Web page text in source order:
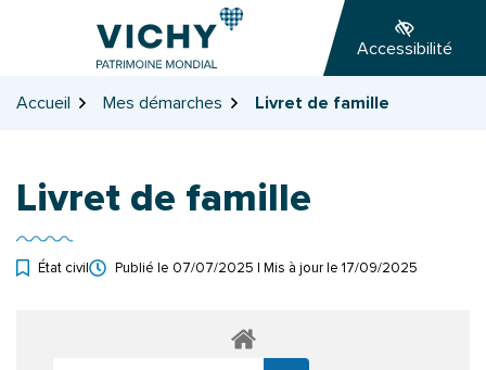
page
Accessibilité
Accueil Mes démarches Livret de famille
Livret de famille
État civil Publié le 07/07/2025 | Mis à jour le 17/09/2025